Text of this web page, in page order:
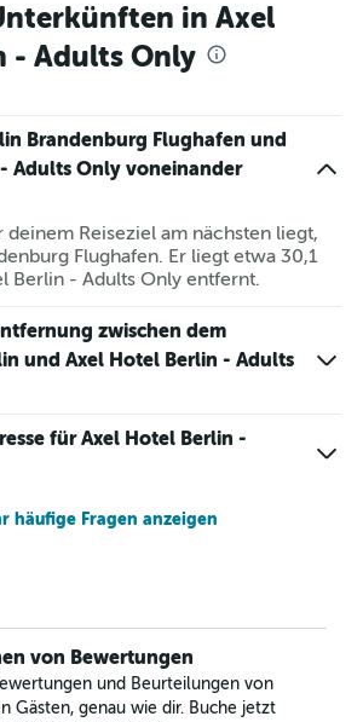
in Axel
- Adults Only
Brandenburg Flughafen und
Adults Only voneinander
deinem Reiseziel am nächsten liegt,
Flughafen. Er liegt etwa 30,1
Berlin - Adults Only entfernt.
zwischen dem
und Axel Hotel Berlin - Adults
für Axel Hotel Berlin -
häufige Fragen anzeigen
von Bewertungen
und Beurteilungen von
Gästen, genau wie dir. Buche jetzt